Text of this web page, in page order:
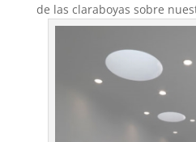
de las claraboyas sobre